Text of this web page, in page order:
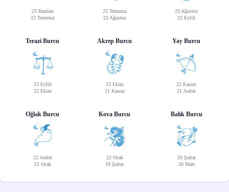
23 Haziran
22 Temmuz
23 Temmuz
22 Ağustos
23 Ağustos
22 Eylül
Terazi Burcu
23 Eylül
22 Ekim
Akrep Burcu
23 Ekim
21 Kasım
Yay Burcu
22 Kasım
21 Aralık
Oğlak Burcu
22 Aralık
21 Ocak
Kova Burcu
22 Ocak
19 Şubat
Balık Burcu
20 Şubat
20 Mart